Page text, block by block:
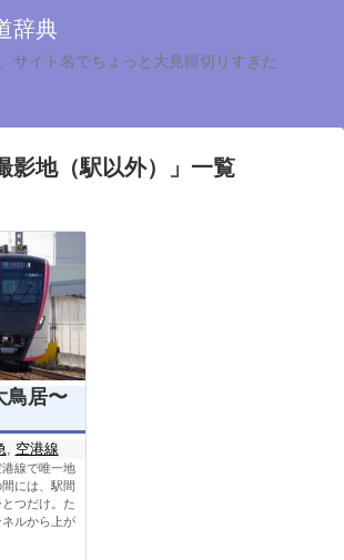
辞典
サイト名でちょっと大見得切りすぎた
影地（駅以外） 」 一覧
鳥居〜
空港線
線で唯一地
には、駅間
つだけ。た
ルから上が